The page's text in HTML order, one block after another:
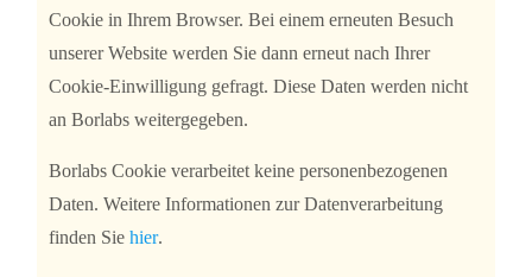
Cookie in Ihrem Browser. Bei einem erneuten Besuch
unserer Website werden Sie dann erneut nach Ihrer
Cookie-Einwilligung gefragt. Diese Daten werden nicht
an Borlabs weitergegeben.
Borlabs Cookie verarbeitet keine personenbezogenen
Daten. Weitere Informationen zur Datenverarbeitung
finden Sie hier.